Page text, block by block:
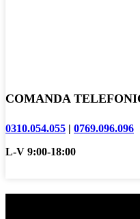
COMANDA
0310.054.055 | 0769.096.096
L-V 9:00-18:00